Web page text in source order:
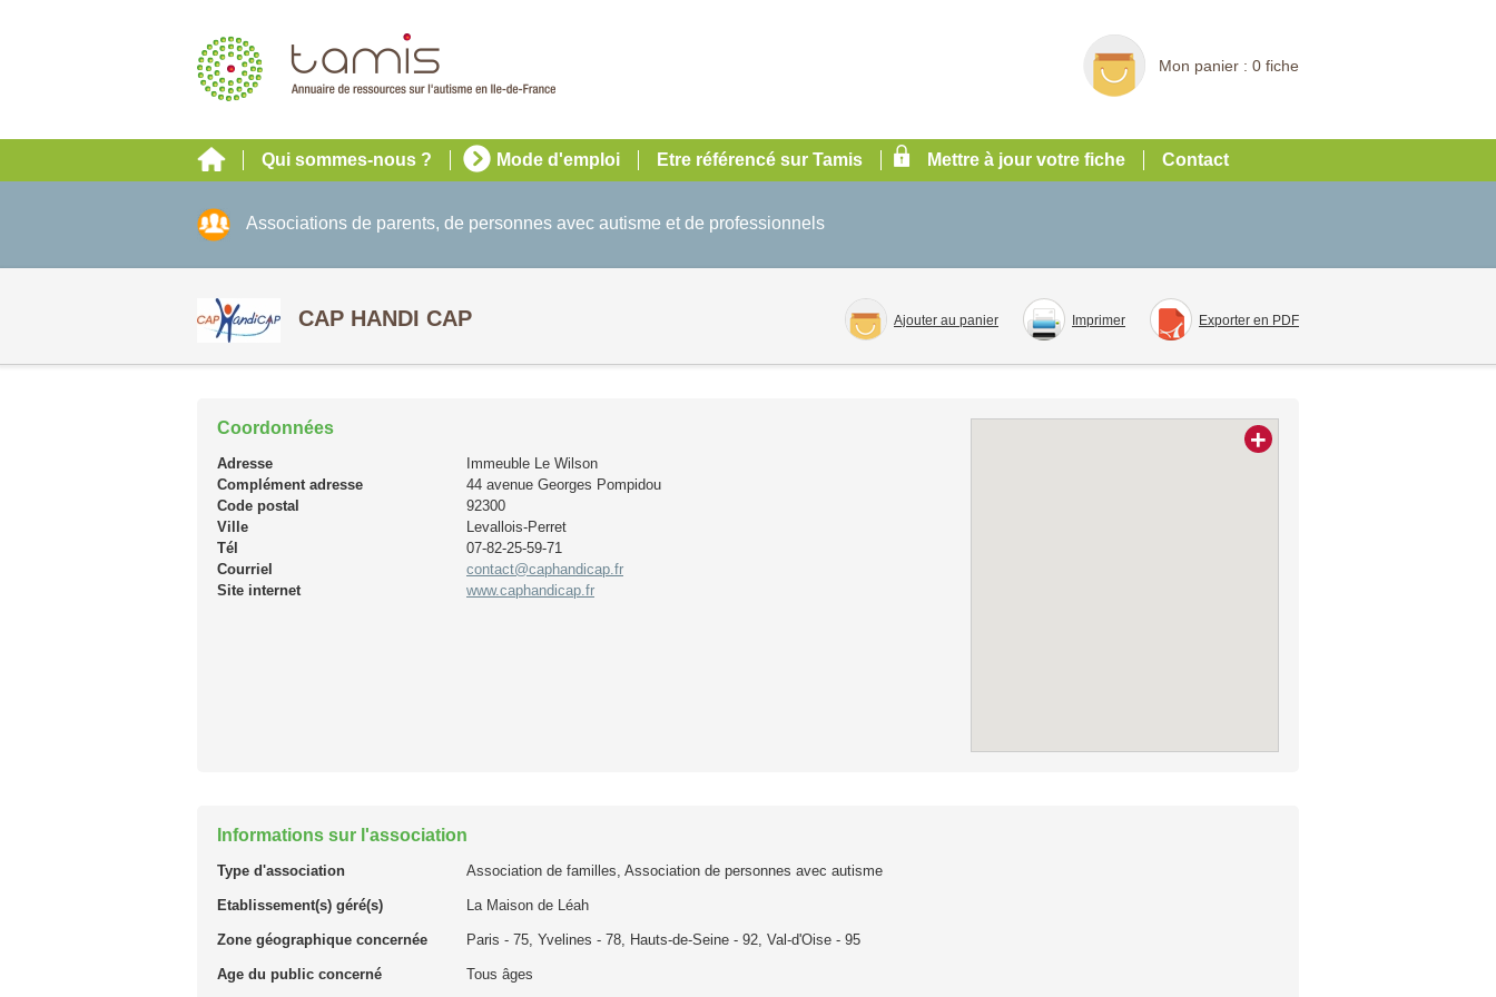
Mon panier : 0 fiche
Qui sommes-nous ? Mode d'emploi Etre référencé sur Tamis Mettre à jour votre fiche Contact
Associations de parents, de personnes avec autisme et de professionnels
CAP HANDI CAP Ajouter au panier Imprimer Exporter en PDF
+
Coordonnées
Adresse
Immeuble Le Wilson
Complément adresse
44 avenue Georges Pompidou
Code postal
92300
Ville
Levallois-Perret
Tél
07-82-25-59-71
Courriel
contact@caphandicap.fr
Site internet
www.caphandicap.fr
Informations sur l'association
Type d'association Association de familles, Association de personnes avec autisme
Etablissement(s) géré(s) La Maison de Léah
Zone géographique concernée Paris - 75, Yvelines - 78, Hauts-de-Seine - 92, Val-d'Oise - 95
Age du public concerné Tous âges